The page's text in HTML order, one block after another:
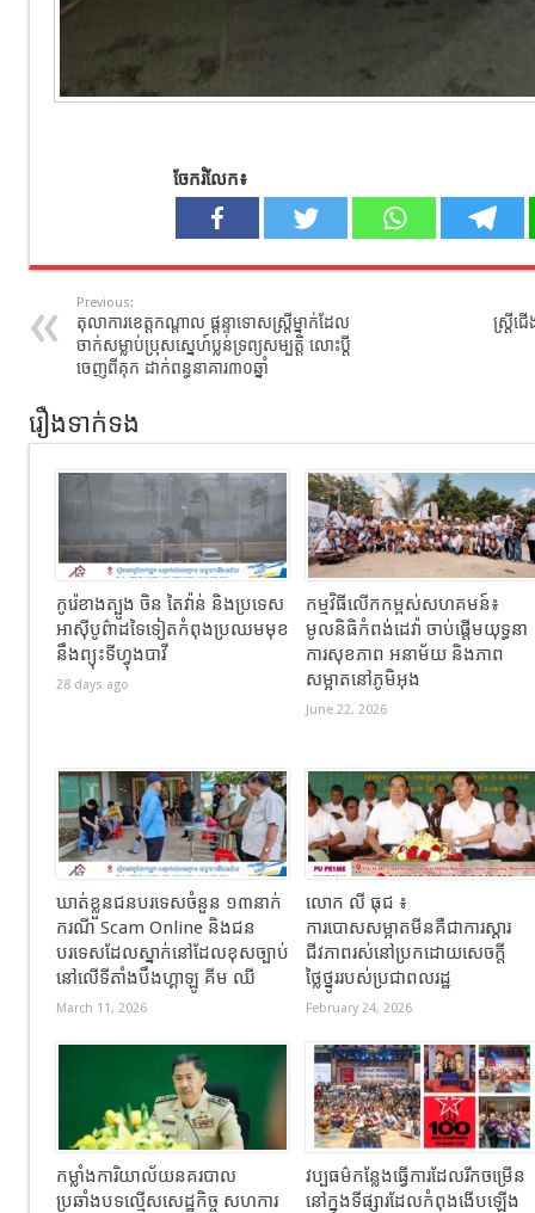
ចែករំលែក៖
Previous:
តុលាការ​ខេត្ត​កណ្ដាល​ ផ្តន្ទា​ទោស​ស្ត្រី​ម្នាក់​ដែល​
ចាក់​សម្លាប់​ប្រុស​ស្នេហ៍​ប្លន់​ទ្រព្យសម្បត្តិ​ លោះ​ប្តី​
ចេញ​ពី​គុក​ ដាក់​ពន្ធនាគារ​៣០ឆ្នាំ​
ស្ត្រីជ
រឿងទាក់ទង
កូរ៉េខាងត្បូង ចិន តៃវ៉ាន់ និងប្រទេស
អាស៊ីបូព៌ាដទៃទៀតកំពុងប្រឈមមុខ
នឹងព្យុះទីហ្វុងបាវី
28 days ago
កម្មវិធីលើកកម្ពស់សហគមន៍៖
មូលនិធិកំពង់ដេវ៉ា ចាប់ផ្តើមយុទ្ធនា
ការសុខភាព អនាម័យ និងភាព
សម្អាតនៅភូមិអុង
June 22, 2026
ឃាត់ខ្លួនជនបរទេសចំនួន ១៣នាក់
ករណី Scam Online និងជន
បរទេសដែលស្នាក់នៅដែលខុសច្បាប់
នៅលើទីតាំងបឹងហ្គាឡូ គីម ឈី
March 11, 2026
លោក លី ធុជ ៖
ការបោសសម្អាតមីនគឺជាការស្តារ
ជីវភាពរស់នៅប្រកដោយសេចក្តី
ថ្លៃថ្នូររបស់ប្រជាពលរដ្ឋ
February 24, 2026
កម្លាំងការិយាល័យនគរបាល
ប្រឆាំងបទល្មើសសេដ្ឋកិច្ច សហការ
វប្បធម៌កន្លែងធ្វើការដែលរីកចម្រើន
នៅក្នុងទីផ្សារដែលកំពុងងើបឡើង